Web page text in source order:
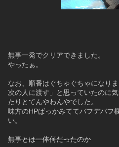
無事一発でクリアできました。
やったぁ。
なお、順番はぐちゃぐちゃになり
次の人に渡す」と思っていたのに
たりとてんやわんやでした。
味方のHPばっかみててバフデバフ
い。
無事とは一体何だったのか